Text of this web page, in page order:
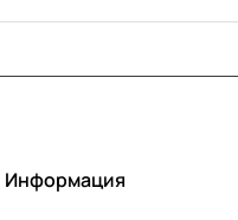
Информация